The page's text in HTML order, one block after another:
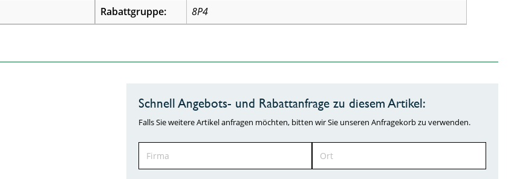
Rabattgruppe:
8P4
Schnell Angebots- und Rabattanfrage zu diesem Artikel:
Falls Sie weitere Artikel anfragen möchten, bitten wir Sie unseren Anfragekorb zu verwenden.